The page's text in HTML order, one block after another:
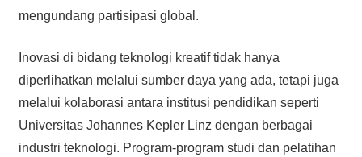
mengundang partisipasi global.
Inovasi di bidang teknologi kreatif tidak hanya
diperlihatkan melalui sumber daya yang ada, tetapi juga
melalui kolaborasi antara institusi pendidikan seperti
Universitas Johannes Kepler Linz dengan berbagai
industri teknologi. Program-program studi dan pelatihan